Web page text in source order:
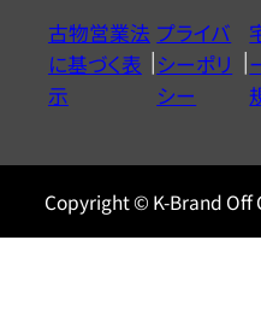
ヤ
ル
古物営業法
に基づく表
示
プライバ
シーポリ
シー
Copyright © K-Brand Off